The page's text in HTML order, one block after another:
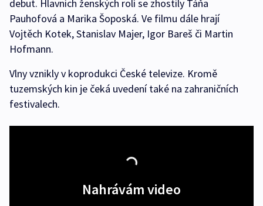
debut. Hlavních ženských rolí se zhostily Táňa
Pauhofová a Marika Šoposká. Ve filmu dále hrají
Vojtěch Kotek, Stanislav Majer, Igor Bareš či Martin
Hofmann.
Vlny vznikly v koprodukci České televize. Kromě
tuzemských kin je čeká uvedení také na zahraničních
festivalech.
Nahrávám video